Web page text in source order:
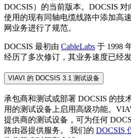
DOCSIS）的当前版本。DOCSIS
使用的现有同轴电缆线路中添加高
网业务进行了规范。
DOCSIS 最初由 CableLabs 于 1998
经历了多次修订，其业务速度已经
VIAVI 的 DOCSIS 3.1 测试设备
承包商和测试或部署 DOCSIS 的技
用的测试设备上启用高级功能。
提供商的测试设备，可为任何
路由器提供服务。 我们的 DOCSIS